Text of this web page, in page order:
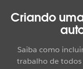
Criando
Saiba como
trabalho de todos